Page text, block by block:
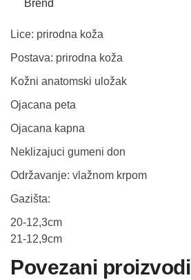
Lice: prirodna koža
Postava: prirodna koža
Kožni anatomski uložak
Ojacana peta
Ojacana kapna
Neklizajuci gumeni don
Održavanje: vlažnom krpom
Gazišta:
20-12,3cm
21-12,9cm
Povezani proizvodi